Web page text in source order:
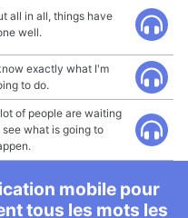
all in all, things have
well.
exactly what I'm
to do.
of people are waiting
see what is going to
mobile pour
tous les mots les